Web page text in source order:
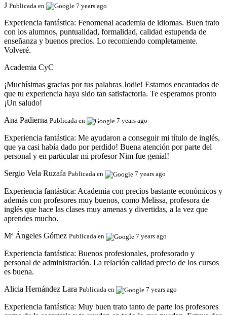
J Publicada en 7 years ago
Experiencia fantástica: Fenomenal academia de idiomas. Buen trato
con los alumnos, puntualidad, formalidad, calidad estupenda de
enseñanza y buenos precios. Lo recomiendo completamente.
Volveré.
Academia CyC
¡Muchísimas gracias por tus palabras Jodie! Estamos encantados de
que tu experiencia haya sido tan satisfactoria. Te esperamos pronto
¡Un saludo!
Ana Padierna Publicada en 7 years ago
Experiencia fantástica: Me ayudaron a conseguir mi título de inglés,
que ya casi había dado por perdido! Buena atención por parte del
personal y en particular mi profesor Nim fue genial!
Sergio Vela Ruzafa Publicada en 7 years ago
Experiencia fantástica: Academia con precios bastante económicos y
además con profesores muy buenos, como Melissa, profesora de
inglés que hace las clases muy amenas y divertidas, a la vez que
aprendes mucho.
Mª Ángeles Gómez Publicada en 7 years ago
Experiencia fantástica: Buenos profesionales, profesorado y
personal de administración. La relación calidad precio de los cursos
es buena.
Alicia Hernández Lara Publicada en 7 years ago
Experiencia fantástica: Muy buen trato tanto de parte los profesores